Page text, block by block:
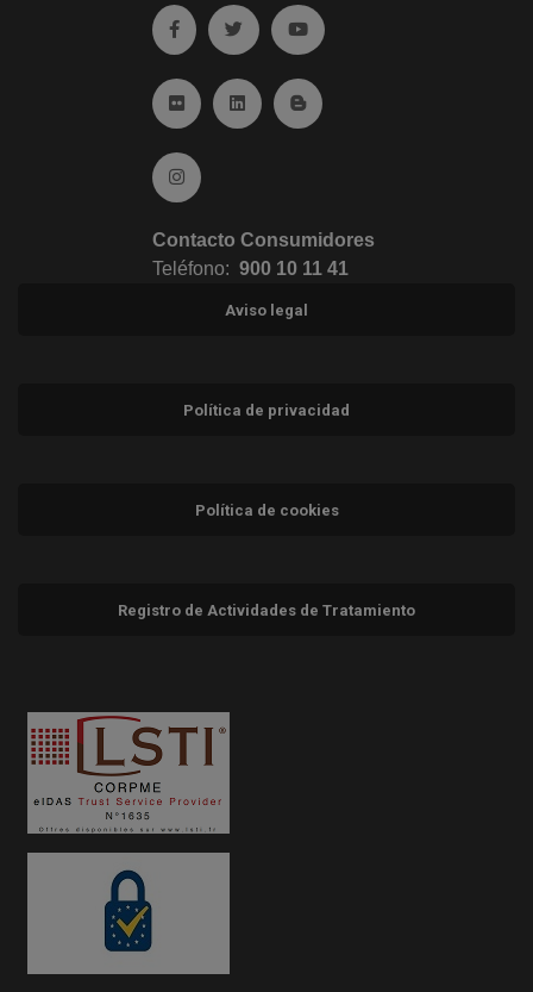
Ir a facebook (abre en ventana nueva)
Ir a twitter (abre en ventana nueva)
Ir a YouTube (abre en
Ir a Flickr (abre en ventana nueva)
Ir a Linkedin (abre en ventana nueva)
Ir al Blog (abre en ventana
Ir a Instagram (abre en ventana nueva)
Contacto Consumidores
Teléfono: 900 10 11 41
Aviso legal
Política de privacidad
Política de cookies
Registro de Actividades de Tratamiento